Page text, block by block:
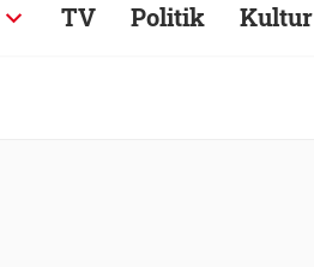
TV Politik Kultur